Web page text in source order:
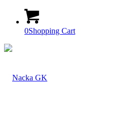
0Shopping Cart